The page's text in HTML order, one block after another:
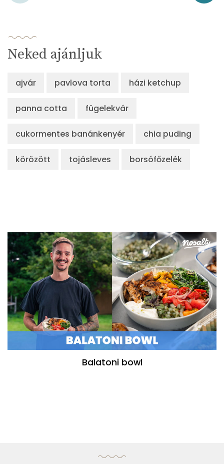
Neked ajánljuk
ajvár pavlova torta házi ketchup
panna cotta fügelekvár
cukormentes banánkenyér chia puding
körözött tojásleves borsófőzelék
Balatoni bowl